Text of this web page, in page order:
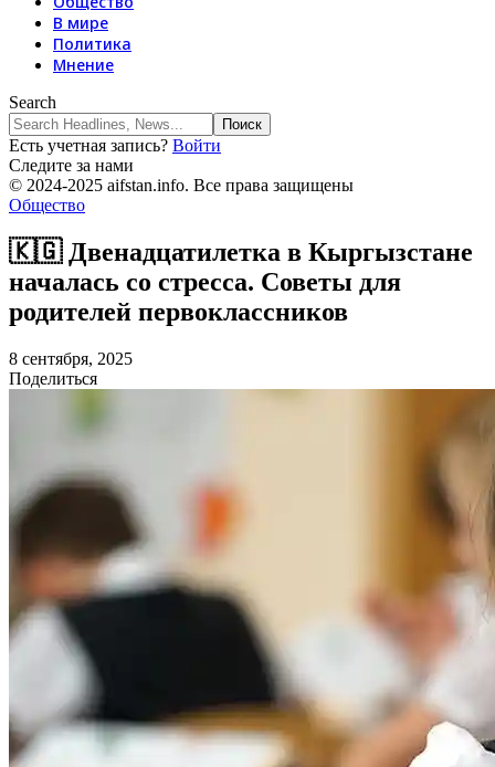
В мире
Политика
Мнение
Search
Есть учетная запись? Войти
Следите за нами
© 2024-2025 aifstan.info. Все права защищены
Общество
🇰🇬 Двенадцатилетка в Кыргызстане
началась со стресса. Советы для
родителей первоклассников
8 сентября, 2025
Поделиться